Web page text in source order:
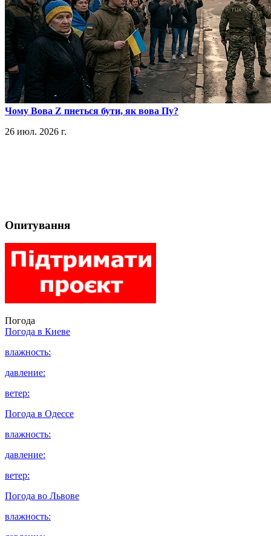
​Чому Вова Z пнеться бути, як вова Пу?
26 июл. 2026 г.
Опитування
Погода
Погода в Киеве
влажность:
давление:
ветер:
Погода в Одессе
влажность:
давление:
ветер:
Погода во Львове
влажность: